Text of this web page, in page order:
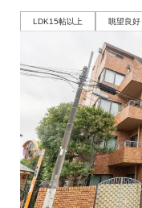
LDK15帖以上 眺望良好